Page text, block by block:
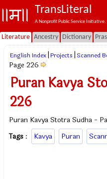
TransLiteral
A Nonprofit Public Service Initiative.
Literature Ancestry Dictionary
English Index Projects Scanned
Page 226
Puran Kavya
226
Puran Kavya Stotra Sudha -
Tags : Kavya Puran